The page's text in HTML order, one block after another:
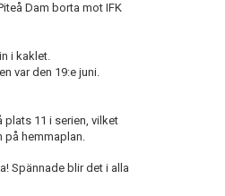
Dam borta mot IFK
i kaklet.
var den 19:e juni.
plats 11 i serien, vilket
på hemmaplan.
Spännade blir det i alla